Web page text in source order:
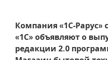
Компания «1С-Рарус»
«1С» объявляют о
редакции 2.0